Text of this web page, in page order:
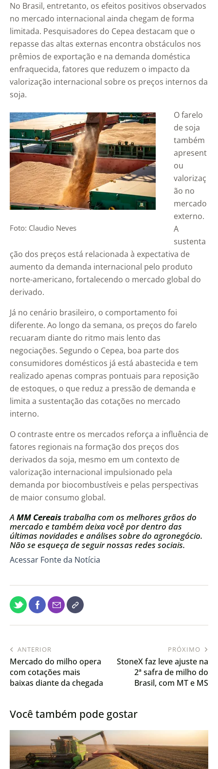
No Brasil, entretanto, os efeitos positivos observados
no mercado internacional ainda chegam de forma
limitada. Pesquisadores do Cepea destacam que o
repasse das altas externas encontra obstáculos nos
prêmios de exportação e na demanda doméstica
enfraquecida, fatores que reduzem o impacto da
valorização internacional sobre os preços internos da
soja.
Foto: Claudio Neves
O farelo
de soja
também
apresent
ou
valorizaç
ão no
mercado
externo.
A
sustenta
ção dos preços está relacionada à expectativa de
aumento da demanda internacional pelo produto
norte-americano, fortalecendo o mercado global do
derivado.
Já no cenário brasileiro, o comportamento foi
diferente. Ao longo da semana, os preços do farelo
recuaram diante do ritmo mais lento das
negociações. Segundo o Cepea, boa parte dos
consumidores domésticos já está abastecida e tem
realizado apenas compras pontuais para reposição
de estoques, o que reduz a pressão de demanda e
limita a sustentação das cotações no mercado
interno.
O contraste entre os mercados reforça a influência de
fatores regionais na formação dos preços dos
derivados da soja, mesmo em um contexto de
valorização internacional impulsionado pela
demanda por biocombustíveis e pelas perspectivas
de maior consumo global.
A MM Cereais trabalha com os melhores grãos do
mercado e também deixa você por dentro das
últimas novidades e análises sobre do agronegócio.
Não se esqueça de seguir nossas redes sociais.
Acessar Fonte da Notícia
ANTERIOR
Mercado do milho opera
com cotações mais
baixas diante da chegada
PRÓXIMO
StoneX faz leve ajuste na
2ª safra de milho do
Brasil, com MT e MS
Você também pode gostar